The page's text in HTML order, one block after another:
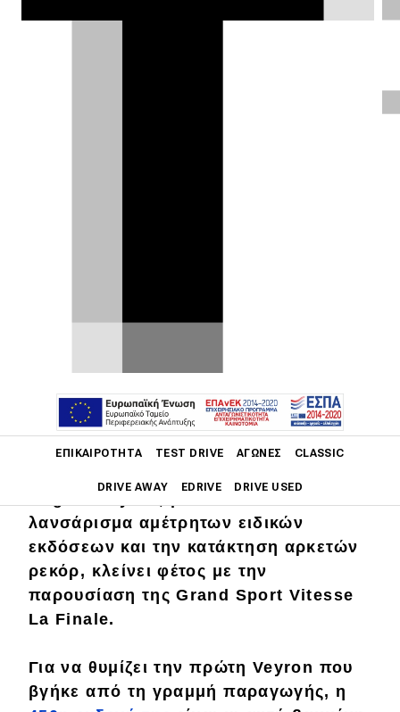
ΕΠΙΚΑΙΡΌΤΗΤΑ TEST DRIVE ΑΓΏΝΕΣ CLASSIC
DRIVE AWAY EDRIVE DRIVE USED
Main navigation
Επικαιρότητα
Νέα μοντέλα
Πρωτότυπα
Ελλάδα
Κόσμος
παραγωγής, η οποία ονομάζεται La
λανσάρισμα αμέτρητων ειδικών
εκδόσεων και την κατάκτηση αρκετών
ρεκόρ, κλείνει φέτος με την
παρουσίαση της Grand Sport Vitesse
La Finale.
Για να θυμίζει την πρώτη Veyron που
βγήκε από τη γραμμή παραγωγής, η